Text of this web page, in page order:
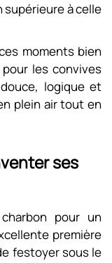
supérieure à celle
moments bien
les convives
logique et
plein air tout en
ses
pour un
première
festoyer sous le